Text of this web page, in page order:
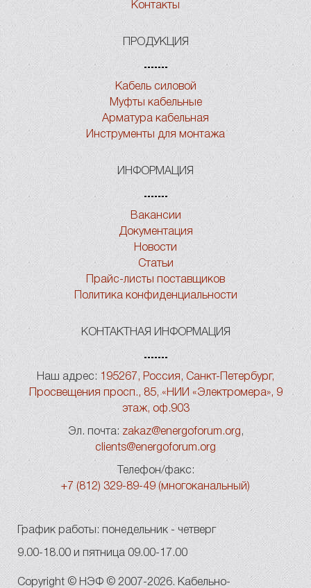
Контакты
ПРОДУКЦИЯ
Кабель силовой
Муфты кабельные
Арматура кабельная
Инструменты для монтажа
ИНФОРМАЦИЯ
Вакансии
Документация
Новости
Статьи
Прайс-листы поставщиков
Политика конфиденциальности
КОНТАКТНАЯ ИНФОРМАЦИЯ
Наш адрес: 195267, Россия, Санкт-Петербург,
Просвещения просп., 85, «НИИ «Электромера», 9
этаж, оф.903
Эл. почта: zakaz@energoforum.org ,
clients@energoforum.org
Телефон/факс:
+7 (812) 329-89-49 (многоканальный)
График работы: понедельник - четверг
9.00-18.00 и пятница 09.00-17.00
Copyright © НЭФ © 2007-2026. Кабельно-